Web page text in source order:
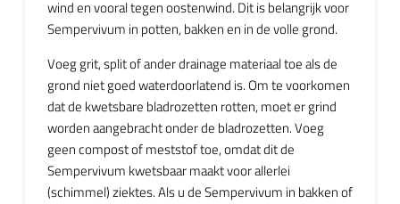
wind en vooral tegen oostenwind. Dit is belangrijk voor
Sempervivum in potten, bakken en in de volle grond.
Voeg grit, split of ander drainage materiaal toe als de
grond niet goed waterdoorlatend is. Om te voorkomen
dat de kwetsbare bladrozetten rotten, moet er grind
worden aangebracht onder de bladrozetten. Voeg
geen compost of meststof toe, omdat dit de
Sempervivum kwetsbaar maakt voor allerlei
(schimmel) ziektes. Als u de Sempervivum in bakken of